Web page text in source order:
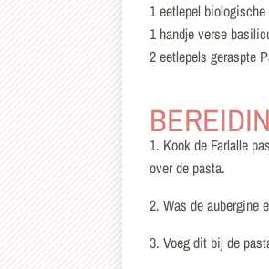
1 eetlepel
1 handje verse
2 eetlepels geraspte
1. Kook de Farlalle
over de pasta.
2. Was de aubergine
3. Voeg dit bij de